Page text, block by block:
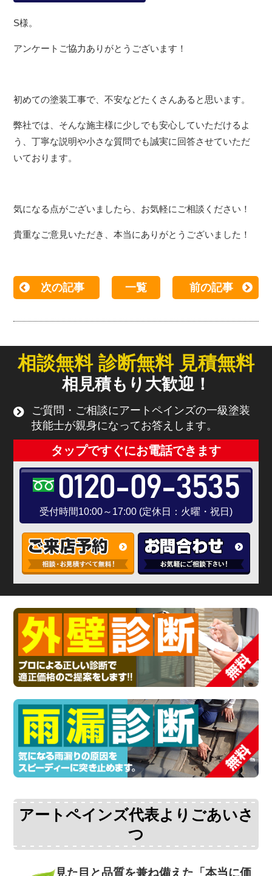
S様。
アンケートご協力ありがとうございます！
初めての塗装工事で、不安などたくさんあると思います。
弊社では、そんな施主様に少しでも安心していただけるよ
う、丁寧な説明や小さな質問でも誠実に回答させていただ
いております。
気になる点がございましたら、お気軽にご相談ください！
貴重なご意見いただき、本当にありがとうございました！
次の記事 一覧 前の記事
相談無料 診断無料 見積無料
相見積もり大歓迎！
ご質問・ご相談にアートペインズの一級塗装
技能士が親身になってお答えします。
タップですぐにお電話できます
0120-09-3535
受付時間10:00～17:00 (定休日：火曜・祝日)
アートペインズ代表よりごあいさ
つ
見た目と品質を兼ね備えた 「本当に価